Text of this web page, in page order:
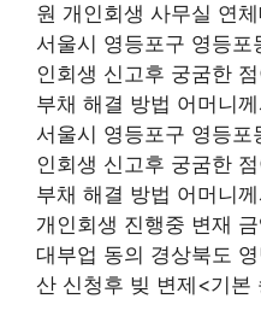
원 개인회생 사무실 연
서울시 영등포구 영등포
인회생 신고후 궁굼한
부채 해결 방법 어머니께
서울시 영등포구 영등포
인회생 신고후 궁굼한
부채 해결 방법 어머니께
개인회생 진행중 변재
대부업 동의 경상북도
산 신청후 빚 변제<기본